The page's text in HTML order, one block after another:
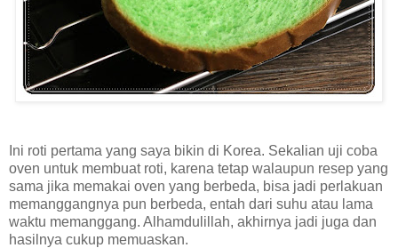
Ini roti pertama yang saya bikin di Korea. Sekalian uji coba
oven untuk membuat roti, karena tetap walaupun resep yang
sama jika memakai oven yang berbeda, bisa jadi perlakuan
memanggangnya pun berbeda, entah dari suhu atau lama
waktu memanggang. Alhamdulillah, akhirnya jadi juga dan
hasilnya cukup memuaskan.